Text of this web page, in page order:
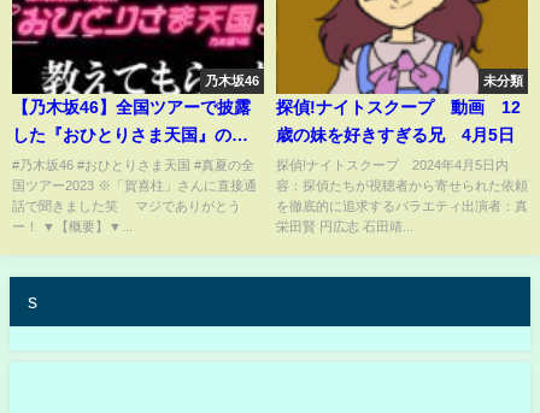
乃木坂46
【乃木坂46】全国ツアーで披露
した『おひとりさま天国』のコ
ールを、参戦済のオタクから教
えてもらった！#84
#乃木坂46 #おひとりさま天国 #真夏の全
国ツアー2023 ※「賀喜柱」さんに直接通
話で聞きました笑 マジでありがとう
ー！ ▼【概要】▼...
未分類
探偵!ナイトスクープ 動画 12
歳の妹を好きすぎる兄 4月5日
探偵!ナイトスクープ 2024年4月5日内
容：探偵たちが視聴者から寄せられた依頼
を徹底的に追求するバラエティ出演者：真
栄田賢 円広志 石田靖...
s